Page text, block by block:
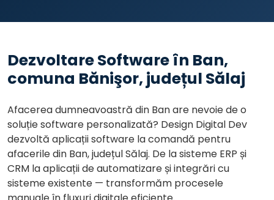
Dezvoltare Software în Ban,
comuna Bănişor, județul Sălaj
Afacerea dumneavoastră din Ban are nevoie de o
soluție software personalizată? Design Digital Dev
dezvoltă aplicații software la comandă pentru
afacerile din Ban, județul Sălaj. De la sisteme ERP și
CRM la aplicații de automatizare și integrări cu
sisteme existente — transformăm procesele